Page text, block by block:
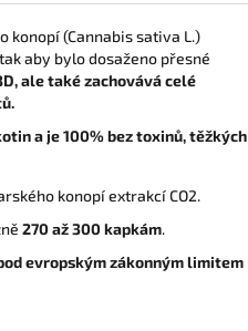
konopí (Cannabis sativa L.)
aby bylo dosaženo přesné
ale také zachovává celé
a je 100% bez toxinů, těžkých
konopí extrakcí CO2.
270 až 300 kapkám.
evropským zákonným limitem